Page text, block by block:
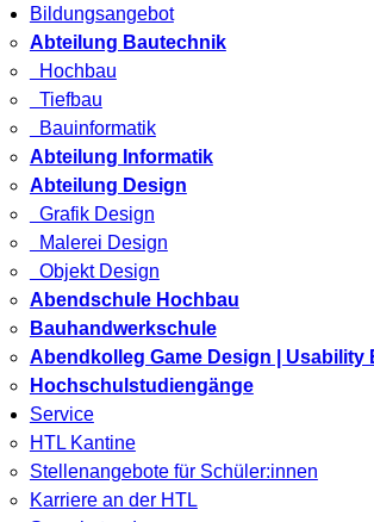
Bildungsangebot
Abteilung Bautechnik
Hochbau
Tiefbau
Bauinformatik
Abteilung Informatik
Abteilung Design
Grafik Design
Malerei Design
Objekt Design
Abendschule Hochbau
Bauhandwerkschule
Abendkolleg Game Design | Usability
Hochschulstudiengänge
Service
HTL Kantine
Stellenangebote für Schüler:innen
Karriere an der HTL